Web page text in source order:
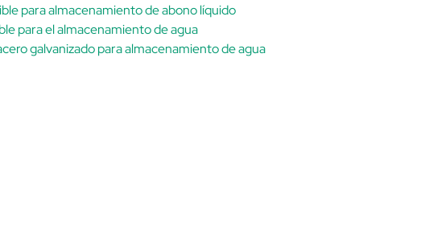
para almacenamiento de abono líquido
para el almacenamiento de agua
galvanizado para almacenamiento de agua